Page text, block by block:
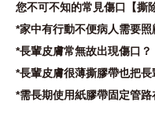
您不可不知的常見傷口【撕
*家中有行動不便病人需要照
*長輩皮膚常無故出現傷口？
*長輩皮膚很薄撕膠帶也把
*需長期使用紙膠帶固定管路